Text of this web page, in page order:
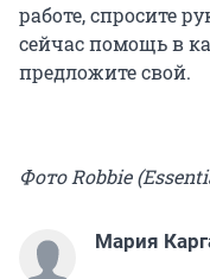
работе, спросите
сейчас помощь в
предложите свой.
Фото Robbie
Мария